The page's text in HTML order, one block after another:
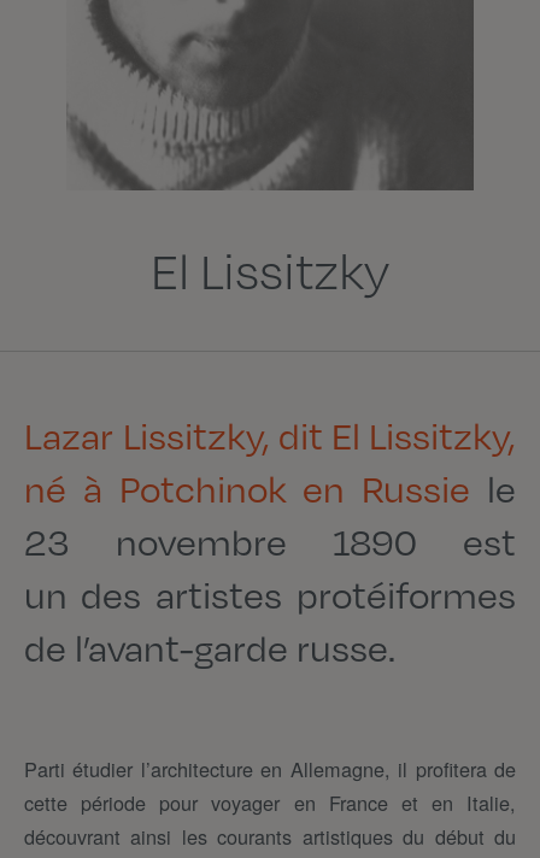
El Lissitzky
Lazar Lissitzky, dit El Lissitzky,
né à Potchinok en Russie le
23 novembre 1890 est
un des artistes protéiformes
de l’avant-garde russe.
Parti étudier l’architecture en Allemagne, il profitera de
cette période pour voyager en France et en Italie,
découvrant ainsi les courants artistiques du début du